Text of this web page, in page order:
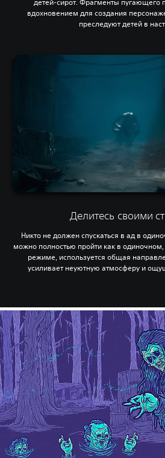
вдохновением для создания
преследуют детей в
Делитесь своими
Никто не должен спускаться в ад в
можно полностью пройти как в
режиме, используется общая
усиливает неуютную атмосферу и